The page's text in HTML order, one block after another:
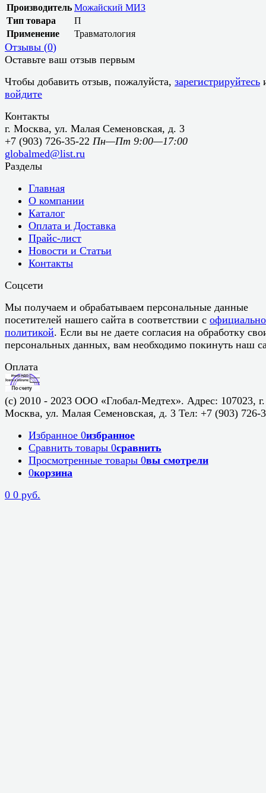
Производитель Можайский МИЗ
Тип товара
П
Применение
Травматология
Отзывы (0)
Оставьте ваш отзыв первым
Чтобы добавить отзыв, пожалуйста, зарегистрируйтесь
войдите
Контакты
г. Москва, ул. Малая Семеновская, д. 3
+7 (903) 726-35-22 Пн—Пт 9:00—17:00
globalmed@list.ru
Разделы
Главная
О компании
Каталог
Оплата и Доставка
Прайс-лист
Новости и Статьи
Контакты
Соцсети
Мы получаем и обрабатываем персональные данные
посетителей нашего сайта в соответствии с
политикой. Если вы не даете согласия на обработку
персональных данных, вам необходимо покинуть наш
Оплата
(c) 2010 - 2023 ООО «Глобал-Медтех». Адрес: 107023, г.
Москва, ул. Малая Семеновская, д. 3 Тел: +7 (903) 726-
Избранное 0избранное
Сравнить товары 0сравнить
Просмотренные товары 0вы смотрели
0корзина
0 0 руб.